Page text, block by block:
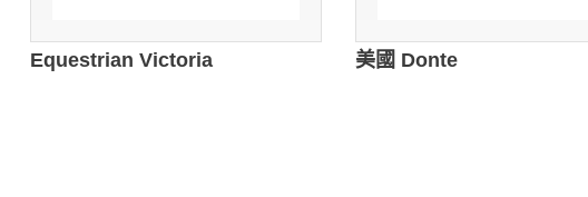
Equestrian Victoria 美國 Donte